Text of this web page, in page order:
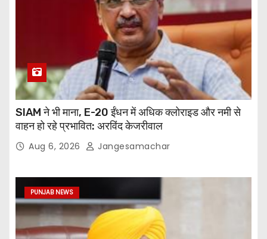
SIAM ने भी माना, E-20 ईंधन में अधिक क्लोराइड और नमी से
वाहन हो रहे प्रभावित: अरविंद केजरीवाल
Aug 6, 2026 Jangesamachar
PUNJAB NEWS